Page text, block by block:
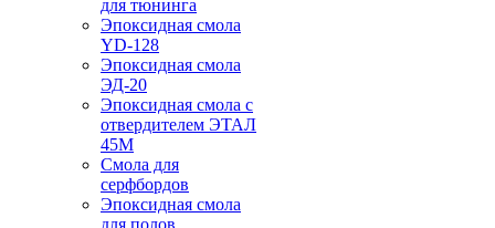
для тюнинга
Эпоксидная смола
YD-128
Эпоксидная смола
ЭД-20
Эпоксидная смола с
отвердителем ЭТАЛ
45М
Смола для
серфбордов
Эпоксидная смола
для полов